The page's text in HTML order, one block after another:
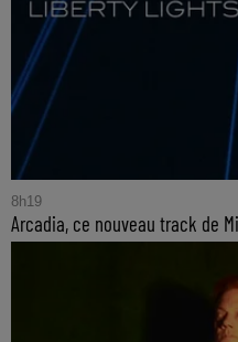
8h19
Arcadia, ce nouveau track de